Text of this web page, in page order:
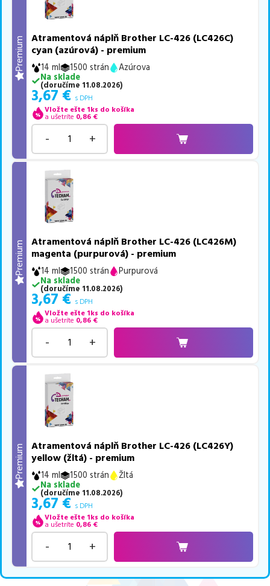
Premium
Atramentová náplň Brother LC-426 (LC426C)
cyan (azúrová) - premium
14 ml 1500 strán
Azúrova
Na sklade
(doručíme 11.08.2026)
3,67 € s DPH
Vložte ešte 1ks do košíka
a ušetríte 0,86 €
- +
Premium
Atramentová náplň Brother LC-426 (LC426M)
magenta (purpurová) - premium
14 ml 1500 strán
Purpurová
Na sklade
(doručíme 11.08.2026)
3,67 € s DPH
Vložte ešte 1ks do košíka
a ušetríte 0,86 €
- +
Premium
Atramentová náplň Brother LC-426 (LC426Y)
yellow (žltá) - premium
14 ml 1500 strán
Žltá
Na sklade
(doručíme 11.08.2026)
3,67 € s DPH
Vložte ešte 1ks do košíka
a ušetríte 0,86 €
- +